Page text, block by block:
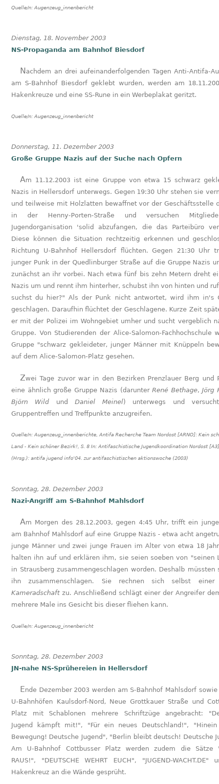
Quelle/n: Augenzeug_innenbericht
Dienstag, 18. November 2003
NS-Propaganda am Bahnhof Biesdorf
Nachdem an drei aufeinanderfolgenden Tagen Anti-Antifa-Aufkleber
am S-Bahnhof Biesdorf geklebt wurden, werden am
Hakenkreuze und eine SS-Rune in ein Werbeplakat geritzt.
Quelle/n: Augenzeug_innenbericht
Donnerstag, 11. Dezember 2003
Große Gruppe Nazis auf der Suche nach Opfern
Am 11.12.2003 ist eine Gruppe von etwa 15 schwarz gekleideten
Nazis in Hellersdorf unterwegs. Gegen 19:30 Uhr stehen sie
und teilweise mit Holzlatten bewaffnet vor der Geschäftsstelle
in der Henny-Porten-Straße und versuchen
Jugendorganisation 'solid abzufangen, die das Parteibüro
Diese können die Situation rechtzeitig erkennen und
Richtung U-Bahnhof Hellersdorf flüchten. Gegen 21:30 Uhr
junger Punk in der Quedlinburger Straße auf die Gruppe Nazis
zunächst an ihr vorbei. Nach etwa fünf bis zehn Metern dreht
Nazis um und rennt ihm hinterher, schubst ihn von hinten und
suchst du hier?" Als der Punk nicht antwortet, wird ihm in's
geschlagen. Daraufhin flüchtet der Geschlagene. Kurze Zeit
er mit der Polizei im Wohngebiet umher und sucht vergeblich
Gruppe. Von Studierenden der Alice-Salomon-Fachhochschule
Gruppe "schwarz gekleideter, junger Männer mit Knüppeln
auf dem Alice-Salomon-Platz gesehen.
Zwei Tage zuvor war in den Bezirken Prenzlauer Berg und Pankow
eine ähnlich große Gruppe Nazis (darunterRené Bethage,Jörg
Björn Wildund Daniel Meinel) unterwegs und
Gruppentreffen und Treffpunkte anzugreifen.
Quelle/n: Augenzeug_innenberichte, Antifa Recherche Team Nordost [ARNO]: Kein
Land - Kein schöner Bezirk!, S. 8 In: Antifaschistische Jugendkoordination Nordost
(Hrsg.): antifa jugend info'04. zur antifaschistischen aktionswoche (2003)
Sonntag, 28. Dezember 2003
Nazi-Angriff am S-Bahnhof Mahlsdorf
Am Morgen des 28.12.2003, gegen 4:45 Uhr, trifft ein junger Mann
am Bahnhof Mahlsdorf auf eine Gruppe Nazis - etwa acht
junge Männer und zwei junge Frauen im Alter von etwa 18
halten ihn auf und erklären ihm, sie seien soeben von "seinen
in Strausberg zusammengeschlagen worden. Deshalb müssten
ihn zusammenschlagen. Sie rechnen sich selbst
Kameradschaftzu. Anschließend schlägt einer der Angreifer
mehrere Male ins Gesicht bis dieser fliehen kann.
Quelle/n: Augenzeug_innenbericht
Sonntag, 28. Dezember 2003
JN-nahe NS-Sprühereien in Hellersdorf
Ende Dezember 2003 werden am S-Bahnhof Mahlsdorf sowie an den
U-Bahnhöfen Kaulsdorf-Nord, Neue Grottkauer Straße und
Platz mit Schablonen mehrere Schriftzüge angebracht:
Jugend kämpft mit!", "Für ein neues Deutschland!",
Bewegung! Deutsche Jugend", "Berlin bleibt deutsch! Deutsche
Am U-Bahnhof Cottbusser Platz werden zudem die Sätze
RAUS!", "DEUTSCHE WEHRT EUCH", "JUGEND-WACHT.DE"
Hakenkreuz an die Wände gesprüht.